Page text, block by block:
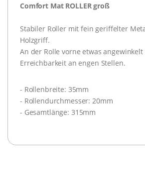
Comfort Mat ROLLER groß
Stabiler Roller mit fein geriffelter
Holzgriff.
An der Rolle vorne etwas
Erreichbarkeit an engen Stellen.
- Rollenbreite: 35mm
- Rollendurchmesser: 20mm
- Gesamtlänge: 315mm